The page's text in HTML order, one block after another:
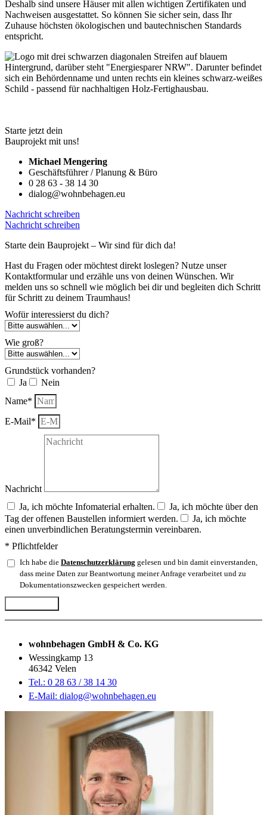
Deshalb sind unsere Häuser mit allen wichtigen Zertifikaten und
Nachweisen ausgestattet. So können Sie sicher sein, dass Ihr
Zuhause höchsten ökologischen und bautechnischen Standards
entspricht.
Starte jetzt dein
Bauprojekt mit uns!
Michael Mengering
Geschäftsführer / Planung & Büro
0 28 63 - 38 14 30
dialog@wohnbehagen.eu
Nachricht schreiben
Nachricht schreiben
Starte dein Bauprojekt – Wir sind für dich da!
Hast du Fragen oder möchtest direkt loslegen? Nutze unser
Kontaktformular und erzähle uns von deinen Wünschen. Wir
melden uns so schnell wie möglich bei dir und begleiten dich Schritt
für Schritt zu deinem Traumhaus!
Wofür interessierst du dich?
Wie groß?
Grundstück vorhanden?
Ja
Nein
Name*
E-Mail*
Nachricht
Ja, ich möchte Infomaterial erhalten.
Ja, ich möchte über den
Tag der offenen Baustellen informiert werden.
Ja, ich möchte
einen unverbindlichen Beratungstermin vereinbaren.
* Pflichtfelder
Ich habe die Datenschutzerklärung gelesen und bin damit einverstanden,
dass meine Daten zur Beantwortung meiner Anfrage verarbeitet und zu
Dokumentationszwecken gespeichert werden.
wohnbehagen GmbH & Co. KG
Wessingkamp 13
46342 Velen
Tel.: 0 28 63 / 38 14 30
E-Mail: dialog@wohnbehagen.eu